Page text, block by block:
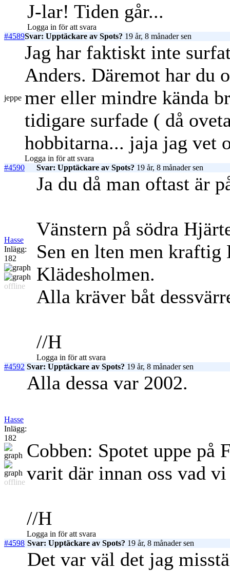
J-lar! Tiden går...
Logga in för att svara
#4589Svar: Upptäckare av Spots? 19 år, 8 månader sen
jeppe
Jag har faktiskt inte
Anders. Däremot har du
mer eller mindre kända
tidigare surfade ( då
hobbitarna... jaja jag vet
Logga in för att svara
#4590
Svar: Upptäckare av Spots? 19 år, 8 månader sen
Hasse
Inlägg:
182
offline
Ja du då man oftast är
Vänstern på södra
Sen en lten men kraftig
Klädesholmen.
Alla kräver båt
//H
Logga in för att svara
#4592 Svar: Upptäckare av Spots? 19 år, 8 månader sen
Hasse
Inlägg:
182
offline
Alla dessa var 2002.
Cobben: Spotet uppe på
varit där innan oss vad
//H
Logga in för att svara
#4598 Svar: Upptäckare av Spots? 19 år, 8 månader sen
Det var väl det jag